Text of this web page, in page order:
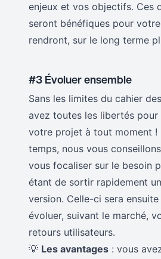
enjeux et vos objectifs. Ces
seront bénéfiques pour
rendront, sur le long terme
#3 Évoluer ensemble
Sans les limites du cahier
avez toutes les libertés pour
votre projet à tout moment !
temps, nous vous
vous focaliser sur le besoin
étant de sortir rapidement
version. Celle-ci sera ensuite
évoluer, suivant le marché,
retours utilisateurs.
💡 Les avantages : vous